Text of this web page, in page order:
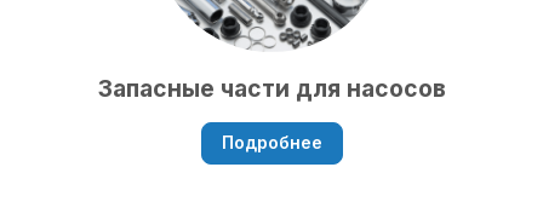
Запасные части для насосов
Подробнее